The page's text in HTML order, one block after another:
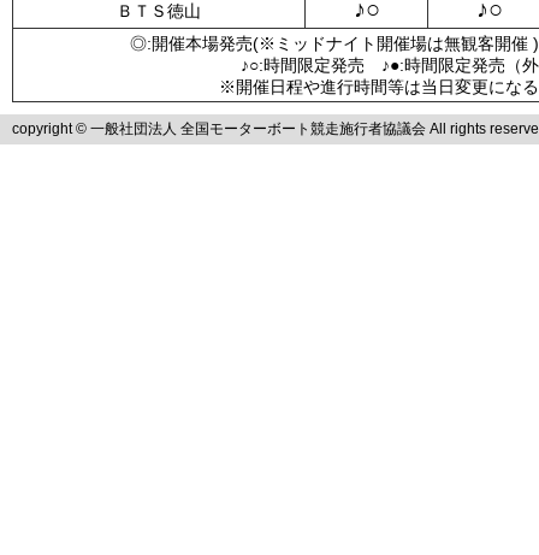
ＢＴＳ徳山 ♪○ ♪○
◎:開催本場発売(※ミッドナイト開催場は無観客
♪○:時間限定発売 ♪●:時間限定発売
※開催日程や進行時間等は当日変更にな
copyright © 一般社団法人 全国モーターボート競走施行者協議会 All rights